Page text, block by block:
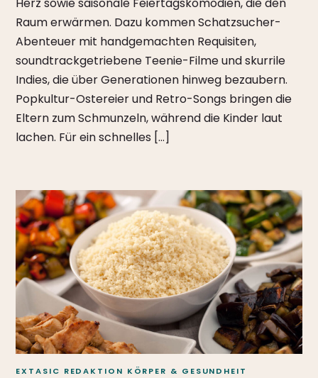
Herz sowie saisonale Feiertagskomödien, die den
Raum erwärmen. Dazu kommen Schatzsucher-
Abenteuer mit handgemachten Requisiten,
soundtrackgetriebene Teenie-Filme und skurrile
Indies, die über Generationen hinweg bezaubern.
Popkultur-Ostereier und Retro-Songs bringen die
Eltern zum Schmunzeln, während die Kinder laut
lachen. Für ein schnelles […]
EXTASIC REDAKTION KÖRPER & GESUNDHEIT